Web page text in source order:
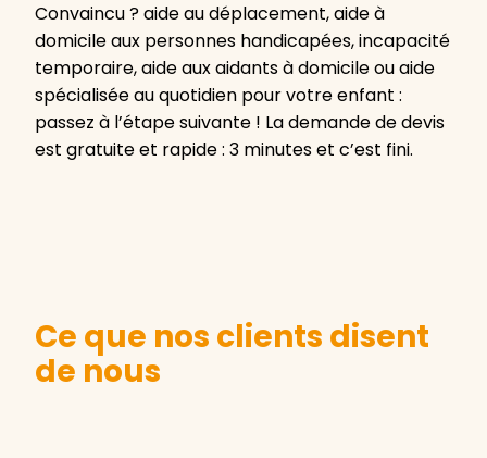
Convaincu ? aide au déplacement, aide à
domicile aux personnes handicapées, incapacité
temporaire, aide aux aidants à domicile ou aide
spécialisée au quotidien pour votre enfant :
passez à l’étape suivante ! La demande de devis
est gratuite et rapide : 3 minutes et c’est fini.
Ce que nos clients disent
de nous